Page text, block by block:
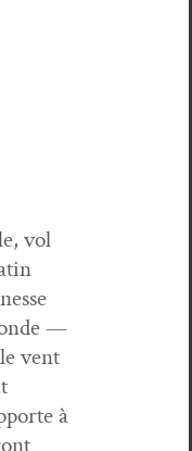
vol
—
vent
à